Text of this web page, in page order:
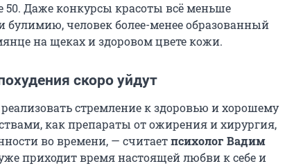
50. Даже конкурсы красоты всё меньше
человек более-менее образованный
на щеках и здоровом цвете кожи.
скоро уйдут
стремление к здоровью и хорошему
как препараты от ожирения и хирургия,
во времени, — считаетпсихолог Вадим
приходит время настоящей любви к себе и